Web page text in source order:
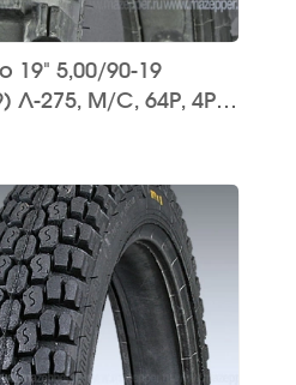
19" 5,00/90-19
Л-275, M/C, 64P, 4PR
"ПЕТРОШИНА"